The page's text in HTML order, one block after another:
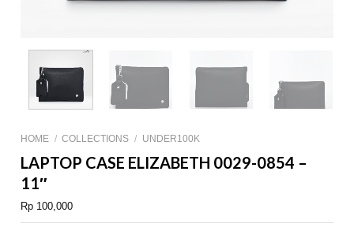
HOME / COLLECTIONS / UNDER100K
LAPTOP CASE ELIZABETH 0029-0854 –
11″
Rp 100,000